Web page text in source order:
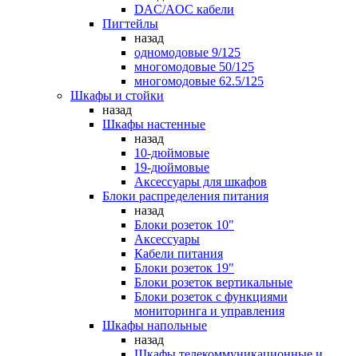
DAC/AOC кабели
Пигтейлы
назад
одномодовые 9/125
многомодовые 50/125
многомодовые 62.5/125
Шкафы и стойки
назад
Шкафы настенные
назад
10-дюймовые
19-дюймовые
Аксессуары для шкафов
Блоки распределения питания
назад
Блоки розеток 10"
Аксессуары
Кабели питания
Блоки розеток 19"
Блоки розеток вертикальные
Блоки розеток с функциями
мониторинга и управления
Шкафы напольные
назад